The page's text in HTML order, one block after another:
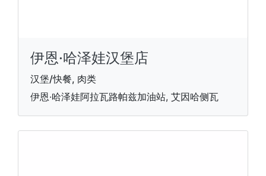
伊恩·哈泽娃汉堡店
汉堡/快餐, 肉类
伊恩·哈泽娃阿拉瓦路帕兹加油站, 艾因哈侧瓦